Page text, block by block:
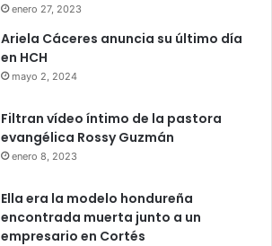
enero 27, 2023
Ariela Cáceres anuncia su último día
en HCH
mayo 2, 2024
Filtran vídeo íntimo de la pastora
evangélica Rossy Guzmán
enero 8, 2023
Ella era la modelo hondureña
encontrada muerta junto a un
empresario en Cortés